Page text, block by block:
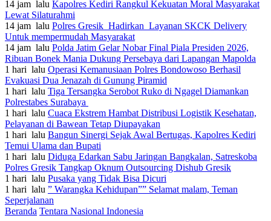
14 jam lalu Kapolres Kediri Rangkul Kekuatan Moral Masyarakat
Lewat Silaturahmi
14 jam lalu Polres Gresik Hadirkan Layanan SKCK Delivery
Untuk mempermudah Masyarakat
14 jam lalu Polda Jatim Gelar Nobar Final Piala Presiden 2026,
Ribuan Bonek Mania Dukung Persebaya dari Lapangan Mapolda
1 hari lalu Operasi Kemanusiaan Polres Bondowoso Berhasil
Evakuasi Dua Jenazah di Gunung Piramid
1 hari lalu Tiga Tersangka Serobot Ruko di Ngagel Diamankan
Polrestabes Surabaya
1 hari lalu Cuaca Ekstrem Hambat Distribusi Logistik Kesehatan,
Pelayanan di Bawean Tetap Diupayakan
1 hari lalu Bangun Sinergi Sejak Awal Bertugas, Kapolres Kediri
Temui Ulama dan Bupati
1 hari lalu Diduga Edarkan Sabu Jaringan Bangkalan, Satreskoba
Polres Gresik Tangkap Oknum Outsourcing Dishub Gresik
1 hari lalu Pusaka yang Tidak Bisa Dicuri
1 hari lalu ” Warangka Kehidupan”” Selamat malam, Teman
Seperjalanan
Beranda Tentara Nasional Indonesia